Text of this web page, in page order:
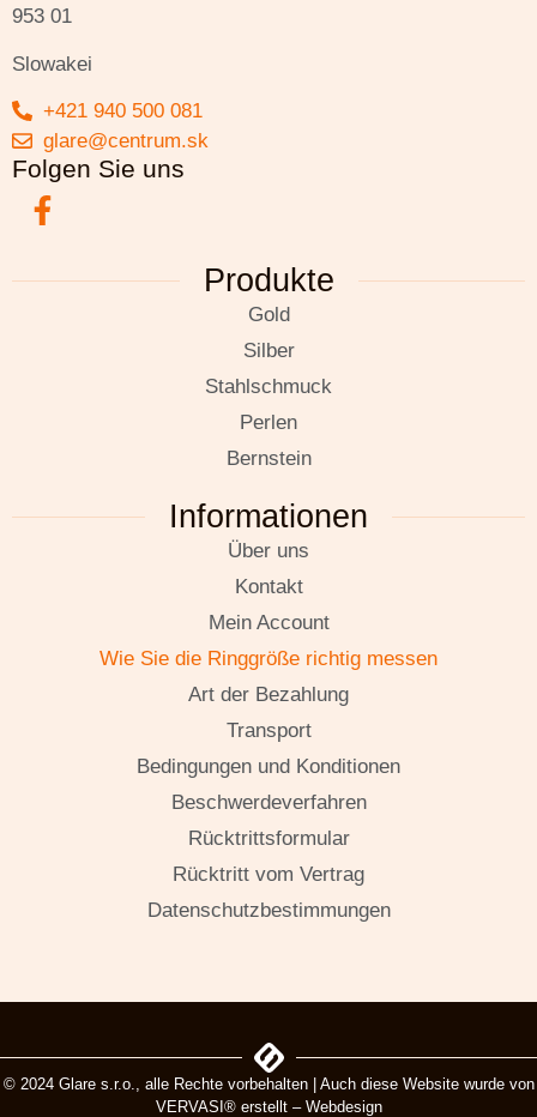
953 01
Slowakei
+421 940 500 081
glare@centrum.sk
Folgen Sie uns
Produkte
Gold
Silber
Stahlschmuck
Perlen
Bernstein
Informationen
Über uns
Kontakt
Mein Account
Wie Sie die Ringgröße richtig messen
Art der Bezahlung
Transport
Bedingungen und Konditionen
Beschwerdeverfahren
Rücktrittsformular
Rücktritt vom Vertrag
Datenschutzbestimmungen
© 2024 Glare s.r.o., alle Rechte vorbehalten | Auch diese Website wurde von
VERVASI® erstellt – Webdesign